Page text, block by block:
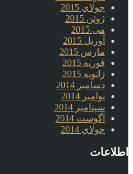
جولای 2015
ژوئن 2015
می 2015
آوریل 2015
مارس 2015
فوریه 2015
ژانویه 2015
دسامبر 2014
نوامبر 2014
سپتامبر 2014
آگوست 2014
جولای 2014
اطلاعات